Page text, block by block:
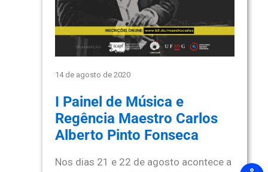
14 de agosto de 2020
I Painel de Música e
Regência Maestro Carlos
Alberto Pinto Fonseca
Nos dias 21 e 22 de agosto acontece a